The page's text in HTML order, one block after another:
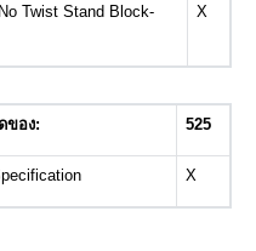
Twist Stand Block-
X
ของ: 525
X